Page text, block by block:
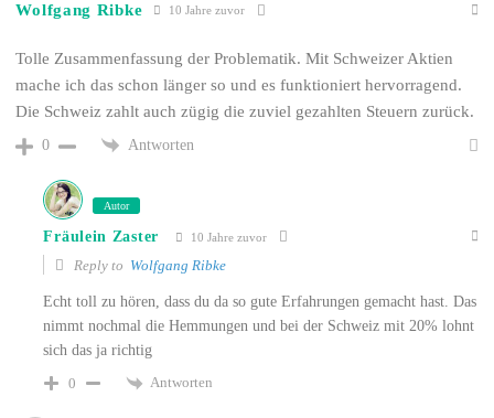
Wolfgang Ribke 10 Jahre zuvor
Tolle Zusammenfassung der Problematik. Mit Schweizer Aktien
mache ich das schon länger so und es funktioniert hervorragend.
Die Schweiz zahlt auch zügig die zuviel gezahlten Steuern zurück.
0 Antworten
Autor
Fräulein Zaster 10 Jahre zuvor
Reply to Wolfgang Ribke
Echt toll zu hören, dass du da so gute Erfahrungen gemacht hast. Das
nimmt nochmal die Hemmungen und bei der Schweiz mit 20% lohnt
sich das ja richtig
0
Antworten